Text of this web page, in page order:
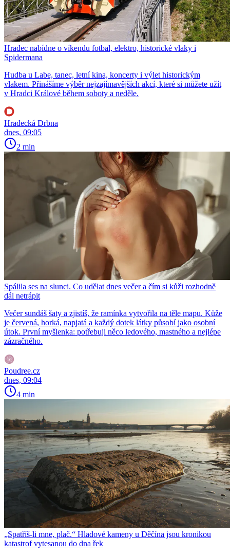
Hradec nabídne o víkendu fotbal, elektro, historické vlaky i
Spidermana
Hudba u Labe, tanec, letní kina, koncerty i výlet historickým
vlakem. Přinášíme výběr nejzajímavějších akcí, které si můžete užít
v Hradci Králové během soboty a neděle.
Hradecká Drbna
dnes, 09:05
2 min
Spálila ses na slunci. Co udělat dnes večer a čím si kůži rozhodně
dál netrápit
Večer sundáš šaty a zjistíš, že ramínka vytvořila na těle mapu. Kůže
je červená, horká, napjatá a každý dotek látky působí jako osobní
útok. První myšlenka: potřebuji něco ledového, mastného a nejlépe
zázračného.
Poudree.cz
dnes, 09:04
4 min
„Spatříš-li mne, plač.“ Hladové kameny u Děčína jsou kronikou
katastrof vytesanou do dna řek